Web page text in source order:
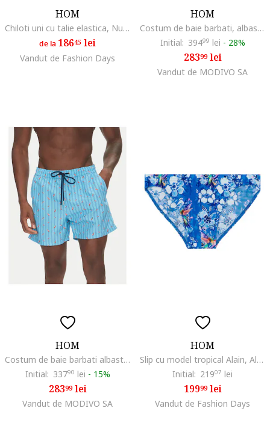
HOM
Chiloti uni cu talie elastica, Nude
de la 18645 lei
Vandut de Fashion Days
HOM
Costum de baie barbati, albastru
Initial: 39499 lei - 28%
28399lei
Vandut de MODIVO SA
HOM
Costum de baie barbati albastru
Initial: 33790 lei - 15%
28399lei
Vandut de MODIVO SA
HOM
Slip cu model tropical Alain, Albastru
Initial: 21907 lei
19999lei
Vandut de Fashion Days